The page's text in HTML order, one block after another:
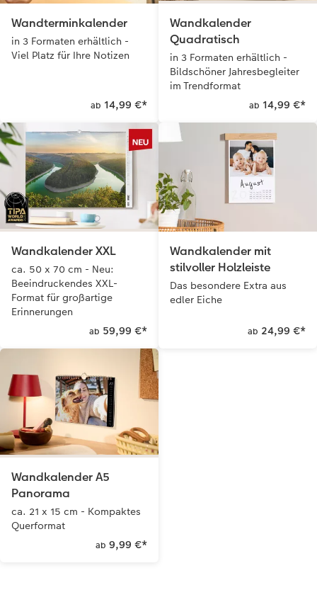
Wandterminkalender
in 3 Formaten erhältlich -
Viel Platz für Ihre Notizen
ab 14,99 €*
Wandkalender
Quadratisch
in 3 Formaten erhältlich -
Bildschöner Jahresbegleiter
im Trendformat
ab 14,99 €*
Wandkalender XXL
ca. 50 x 70 cm - Neu:
Beeindruckendes XXL-
Format für großartige
Erinnerungen
ab 59,99 €*
Wandkalender mit
stilvoller Holzleiste
Das besondere Extra aus
edler Eiche
ab 24,99 €*
Wandkalender A5
Panorama
ca. 21 x 15 cm - Kompaktes
Querformat
ab 9,99 €*